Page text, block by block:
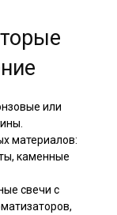
или
материалов:
каменные
свечи с